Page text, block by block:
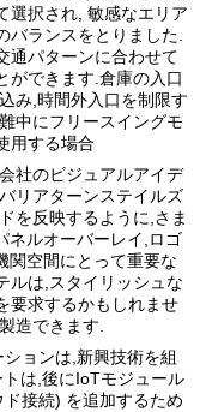
選択され, 敏感なエリア
バランスをとりました.
通パターンに合わせて
ができます.倉庫の入口
み,時間外入口を制限す
中にフリースイングモ
用する場合
社のビジュアルアイデ
リアターンステイルズ
を反映するように,さま
ネルオーバーレイ,ロゴ
関空間にとって重要な
ルは,スタイリッシュな
要求するかもしれませ
造できます.
ョンは,新興技術を組
は,後にIoTモジュール
接続) を追加するため